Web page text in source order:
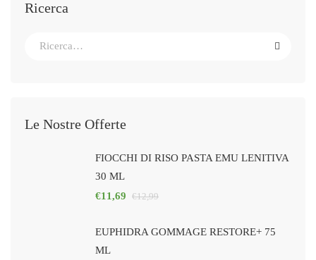
Ricerca
Le Nostre Offerte
FIOCCHI DI RISO PASTA EMU LENITIVA
30 ML
€11,69 €12,99
EUPHIDRA GOMMAGE RESTORE+ 75
ML